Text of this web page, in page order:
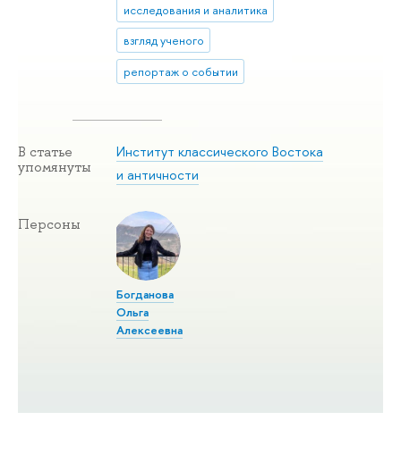
исследования и аналитика
взгляд ученого
репортаж о событии
В статье
упомянуты
Институт классического Востока
и античности
Персоны
Богданова
Ольга
Алексеевна